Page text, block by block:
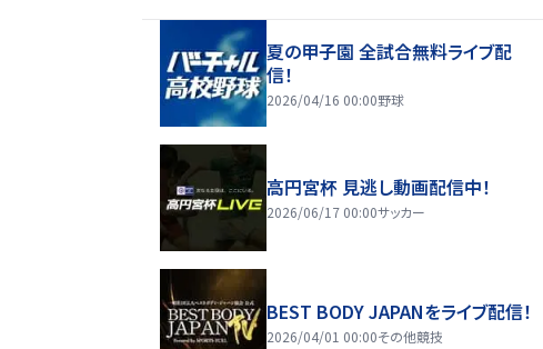
夏の甲子園 全試合無料ライブ配
信！
2026/04/16 00:00野球
高円宮杯 見逃し動画配信中！
2026/06/17 00:00サッカー
BEST BODY JAPANをライブ配信！
2026/04/01 00:00その他競技